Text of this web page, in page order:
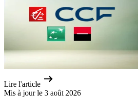
Lire l'article
Mis à jour le 3 août 2026